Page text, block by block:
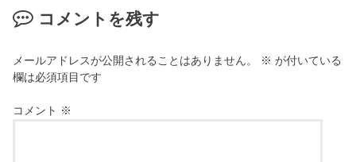
コメントを残す
メールアドレスが公開されることはありません。 ※ が付いている
欄は必須項目です
コメント ※